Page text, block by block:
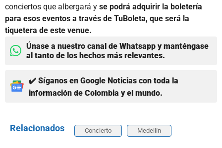
conciertos que albergará y se podrá adquirir la boletería
para esos eventos a través de TuBoleta, que será la
tiquetera de este venue.
Únase a nuestro canal de Whatsapp y manténgase
al tanto de los hechos más relevantes.
✔️ Síganos en Google Noticias con toda la
información de Colombia y el mundo.
Relacionados Concierto Medellín